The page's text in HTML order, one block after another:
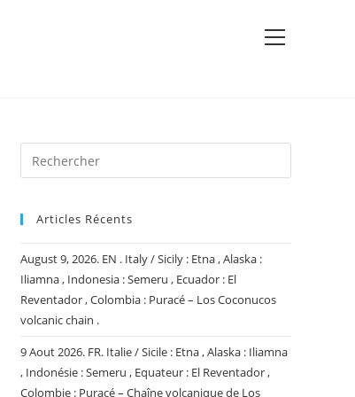
View
Articles Récents
August 9, 2026. EN . Italy / Sicily : Etna , Alaska :
Iliamna , Indonesia : Semeru , Ecuador : El
Reventador , Colombia : Puracé – Los Coconucos
volcanic chain .
9 Aout 2026. FR. Italie / Sicile : Etna , Alaska : Iliamna
, Indonésie : Semeru , Equateur : El Reventador ,
Colombie : Puracé – Chaîne volcanique de Los